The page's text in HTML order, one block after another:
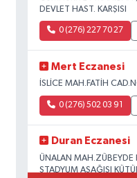
DEVLET HAST. KARŞISI
0 (276) 227 70 27
Mert Eczanesi
İSLİCE MAH.FATİH
0 (276) 502 03 91
Duran Eczanesi
ÜNALAN
STADYUM AŞAĞISI